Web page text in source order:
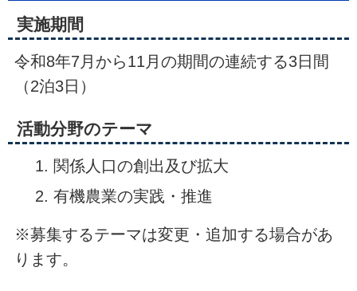
実施期間
令和8年7月から11月の期間の連続する3日間
（2泊3日）
活動分野のテーマ
関係人口の創出及び拡大
有機農業の実践・推進
※募集するテーマは変更・追加する場合があ
ります。